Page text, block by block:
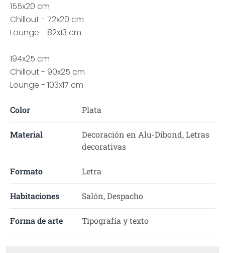
155x20 cm
Chillout - 72x20 cm
Lounge - 82x13 cm
194x25 cm
Chillout - 90x25 cm
Lounge - 103x17 cm
Color Plata
Material
Decoración en Alu-Dibond, Letras
decorativas
Formato Letra
Habitaciones Salón, Despacho
Forma de arte Tipografía y texto